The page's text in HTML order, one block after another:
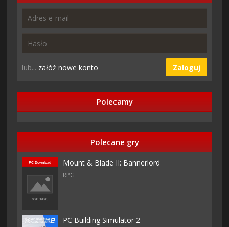
lub... załóż nowe konto Zaloguj
Polecamy
Polecane gry
Mount & Blade II: Bannerlord
RPG
PC Building Simulator 2